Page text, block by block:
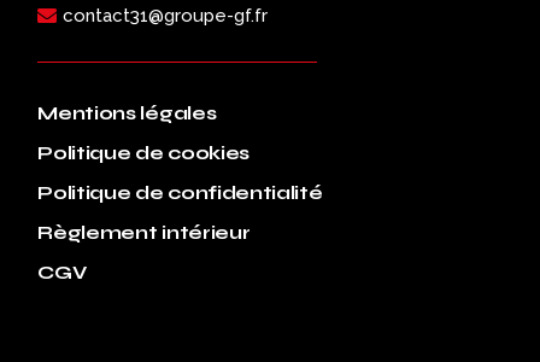
contact31@groupe-gf.fr
Mentions légales
Politique de cookies
Politique de confidentialité
Règlement intérieur
CGV